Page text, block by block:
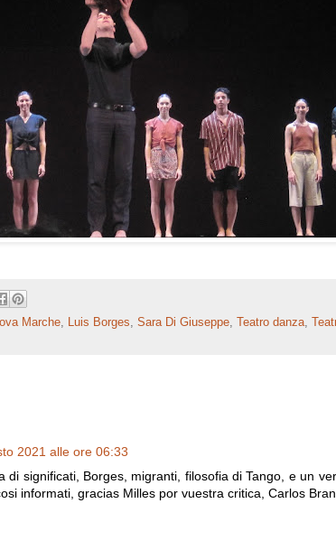
Marche Luis Borges Sara Di Giuseppe Teatro danza
2021 alle ore 06:33
di significati, Borges, migranti, filosofia di Tango, e un
informati, gracias Milles por vuestra critica, Carlos